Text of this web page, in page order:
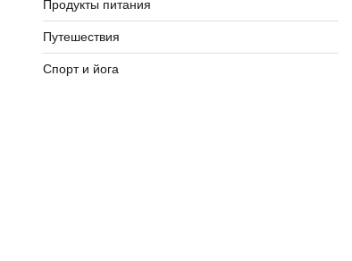
Продукты питания
Путешествия
Спорт и йога